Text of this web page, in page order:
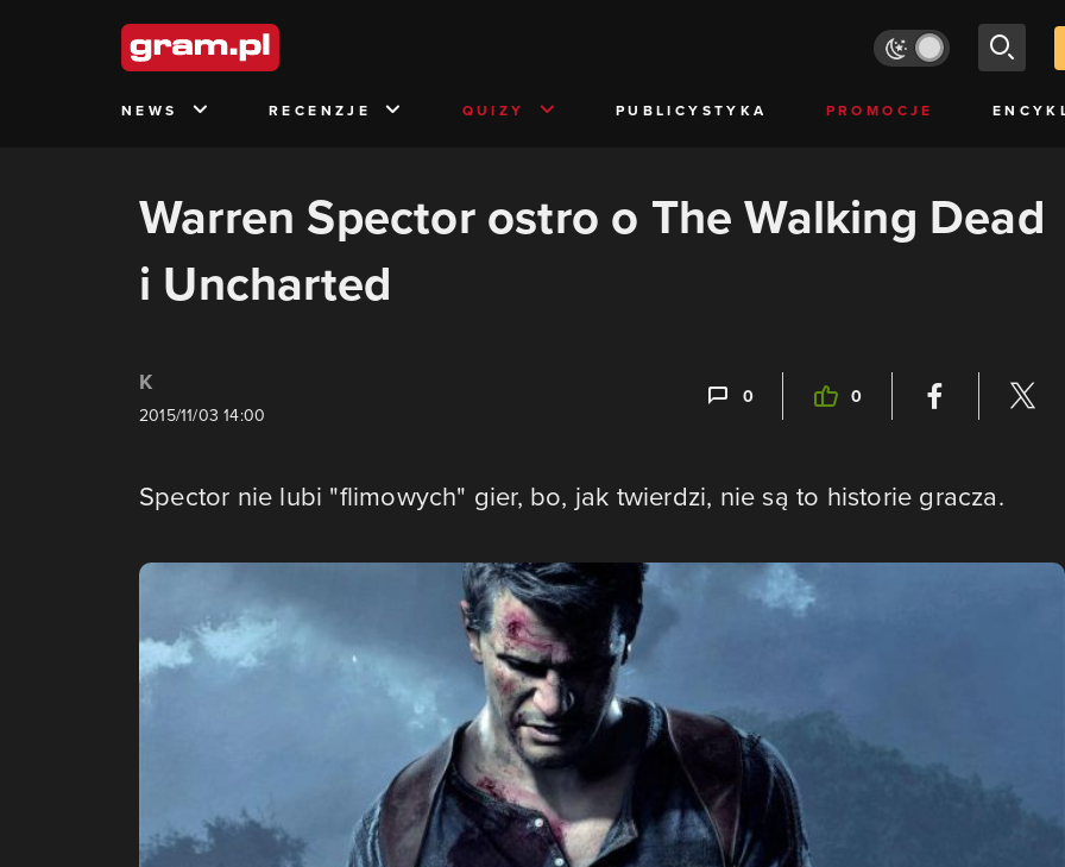
NEWS RECENZJE QUIZY PUBLICYSTYKA PROMOCJE
Warren Spector ostro o The Walking Dead
i Uncharted
K
2015/11/03 14:00
0 0
Spector nie lubi "flimowych" gier, bo, jak twierdzi, nie są to historie gracza.